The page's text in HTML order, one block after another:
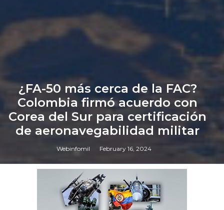
¿FA-50 más cerca de la FAC?
Colombia firmó acuerdo con
Corea del Sur para certificación
de aeronavegabilidad militar
Webinfomil February 16, 2024